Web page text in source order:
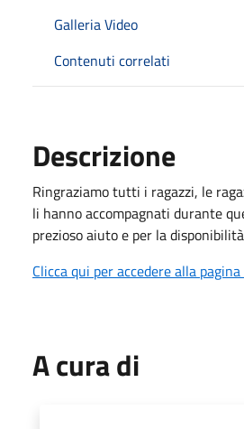
Galleria Video
Contenuti correlati
Descrizione
Ringraziamo tutti i ragazzi, le
li hanno accompagnati durante
prezioso aiuto e per la
Clicca qui per accedere alla
A cura di